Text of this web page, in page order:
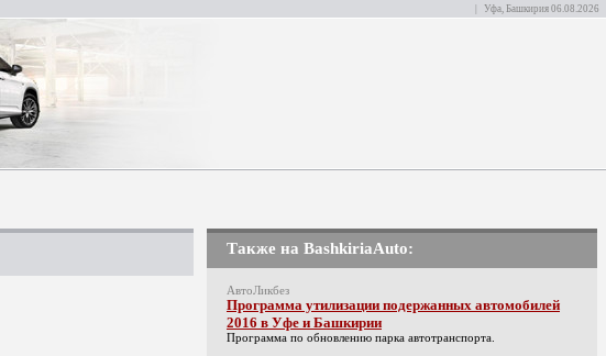
| Уфа, Башкирия 06.08.2026
Также на BashkiriaAuto:
АвтоЛикбез
Программа утилизации подержанных автомобилей
2016 в Уфе и Башкирии
Программа по обновлению парка автотранспорта.